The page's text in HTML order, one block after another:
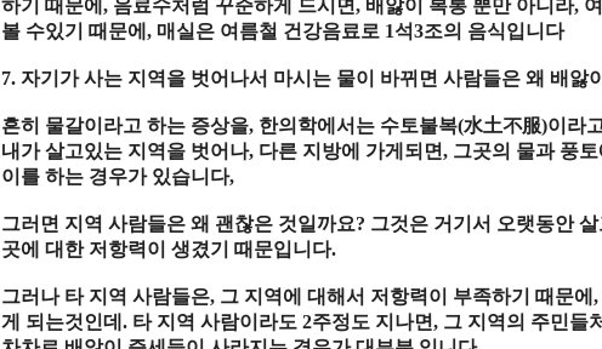
하기 때문에 , 음료수처럼 꾸준하게 드시면, 배앓이 복통 뿐만 아니라,
볼 수있기 때문에 , 매실은 여름철 건강음료로 1석3조의 음식입니다
7. 자기가 사는 지역을 벗어나서 마시는 물이 바뀌면 사람들은 왜 배앓
흔히 물갈이라고 하는 증상을, 한의학에서는 수토불복(水土不服)이라
내가 살고있는 지역을 벗어나, 다른 지방에 가게되면, 그곳의 물과 풍
이를 하는 경우가 있습니다,
그러면 지역 사람들은 왜 괜찮은 것일까요? 그것은 거기서 오랫동안
곳에 대한 저항력이 생겼기 때문입니다.
그러나 타 지역 사람들은, 그 지역에 대해서 저항력이 부족하기 때문에 ,
게 되는것인데 . 타 지역 사람이라도 2주정도 지나면, 그 지역의 주민들